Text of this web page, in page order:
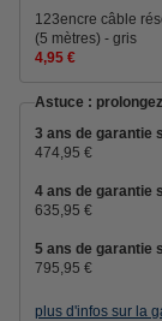
123encre câble
(5 mètres) - gris
4,95 €
Astuce :
3 ans de garantie
474,95 €
4 ans de garantie
635,95 €
5 ans de garantie
795,95 €
plus d'infos sur la